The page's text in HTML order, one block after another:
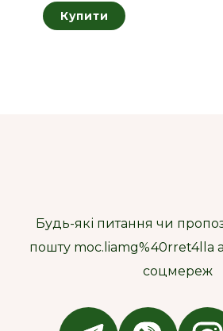
Купити
Будь-які питання чи
пошту moc.liamg%40rret4lla
соцмереж